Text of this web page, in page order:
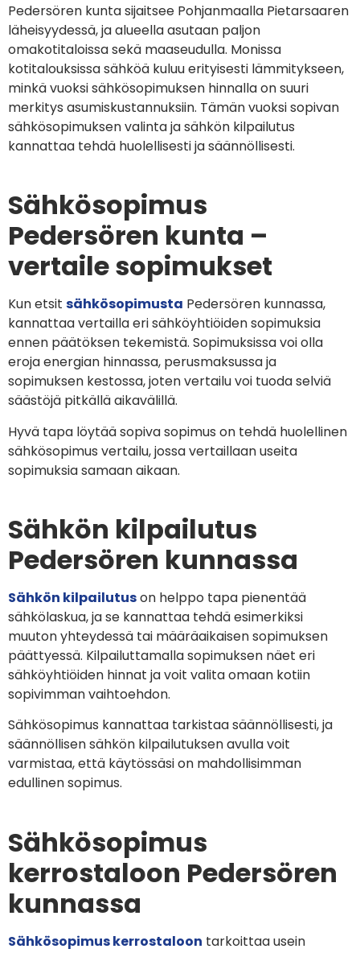
Pedersören kunta sijaitsee Pohjanmaalla Pietarsaaren
läheisyydessä, ja alueella asutaan paljon
omakotitaloissa sekä maaseudulla. Monissa
kotitalouksissa sähköä kuluu erityisesti lämmitykseen,
minkä vuoksi sähkösopimuksen hinnalla on suuri
merkitys asumiskustannuksiin. Tämän vuoksi sopivan
sähkösopimuksen valinta ja sähkön kilpailutus
kannattaa tehdä huolellisesti ja säännöllisesti.
Sähkösopimus
Pedersören kunta –
vertaile sopimukset
Kun etsit sähkösopimusta Pedersören kunnassa,
kannattaa vertailla eri sähköyhtiöiden sopimuksia
ennen päätöksen tekemistä. Sopimuksissa voi olla
eroja energian hinnassa, perusmaksussa ja
sopimuksen kestossa, joten vertailu voi tuoda selviä
säästöjä pitkällä aikavälillä.
Hyvä tapa löytää sopiva sopimus on tehdä huolellinen
sähkösopimus vertailu, jossa vertaillaan useita
sopimuksia samaan aikaan.
Sähkön kilpailutus
Pedersören kunnassa
Sähkön kilpailutuson helppo tapa pienentää
sähkölaskua, ja se kannattaa tehdä esimerkiksi
muuton yhteydessä tai määräaikaisen sopimuksen
päättyessä. Kilpailuttamalla sopimuksen näet eri
sähköyhtiöiden hinnat ja voit valita omaan kotiin
sopivimman vaihtoehdon.
Sähkösopimus kannattaa tarkistaa säännöllisesti, ja
säännöllisen sähkön kilpailutuksen avulla voit
varmistaa, että käytössäsi on mahdollisimman
edullinen sopimus.
Sähkösopimus
kerrostaloon Pedersören
kunnassa
Sähkösopimus kerrostaloon tarkoittaa usein